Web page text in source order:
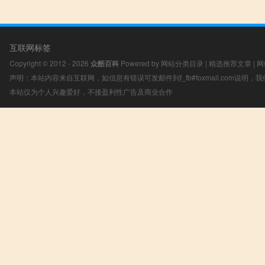
互联网标签
Copyright © 2012 - 2026 众酷百科 Powered by 网站分类目录 | 精选推荐文章 |
声明：本站内容来自互联网，如信息有错误可发邮件到f_fb#foxmail.com说明，
本站仅为个人兴趣爱好，不接盈利性广告及商业合作